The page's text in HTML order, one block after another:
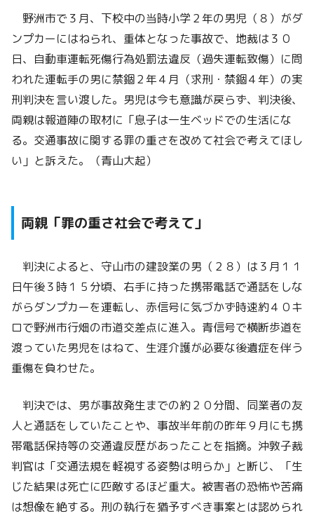
野洲市で３月、下校中の当時小学２年の男児（８）がダ
ンプカーにはねられ、重体となった事故で、地裁は３０
日、自動車運転死傷行為処罰法違反（過失運転致傷）に問
われた運転手の男に禁錮２年４月（求刑・禁錮４年）の実
刑判決を言い渡した。男児は今も意識が戻らず、判決後、
両親は報道陣の取材に「息子は一生ベッドでの生活にな
る。交通事故に関する罪の重さを改めて社会で考えてほし
い」と訴えた。（青山大起）
両親「罪の重さ社会で考えて」
判決によると、守山市の建設業の男（２８）は３月１１
日午後３時１５分頃、右手に持った携帯電話で通話をしな
がらダンプカーを運転し、赤信号に気づかず時速約４０キ
ロで野洲市行畑の市道交差点に進入。青信号で横断歩道を
渡っていた男児をはねて、生涯介護が必要な後遺症を伴う
重傷を負わせた。
判決では、男が事故発生までの約２０分間、同業者の友
人と通話をしていたことや、事故半年前の昨年９月にも携
帯電話保持等の交通違反歴があったことを指摘。沖敦子裁
判官は「交通法規を軽視する姿勢は明らか」と断じ、「生
じた結果は死亡に匹敵するほど重大。被害者の恐怖や苦痛
は想像を絶する。刑の執行を猶予すべき事案とは認められ